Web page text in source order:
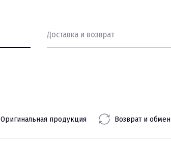
Доставка и возврат
Оригинальная продукция Возврат и обмен